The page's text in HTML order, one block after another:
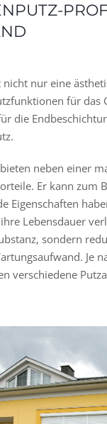
nur eine
für das
die
neben einer
Er kann zum
Eigenschaften
Lebensdauer
sondern
Je
verschiedene